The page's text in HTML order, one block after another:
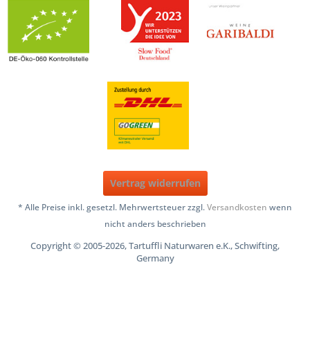
Vertrag widerrufen
* Alle Preise inkl. gesetzl. Mehrwertsteuer zzgl.Versandkosten wenn
nicht anders beschrieben
Copyright © 2005-2026, Tartuffli Naturwaren e.K., Schwifting,
Germany